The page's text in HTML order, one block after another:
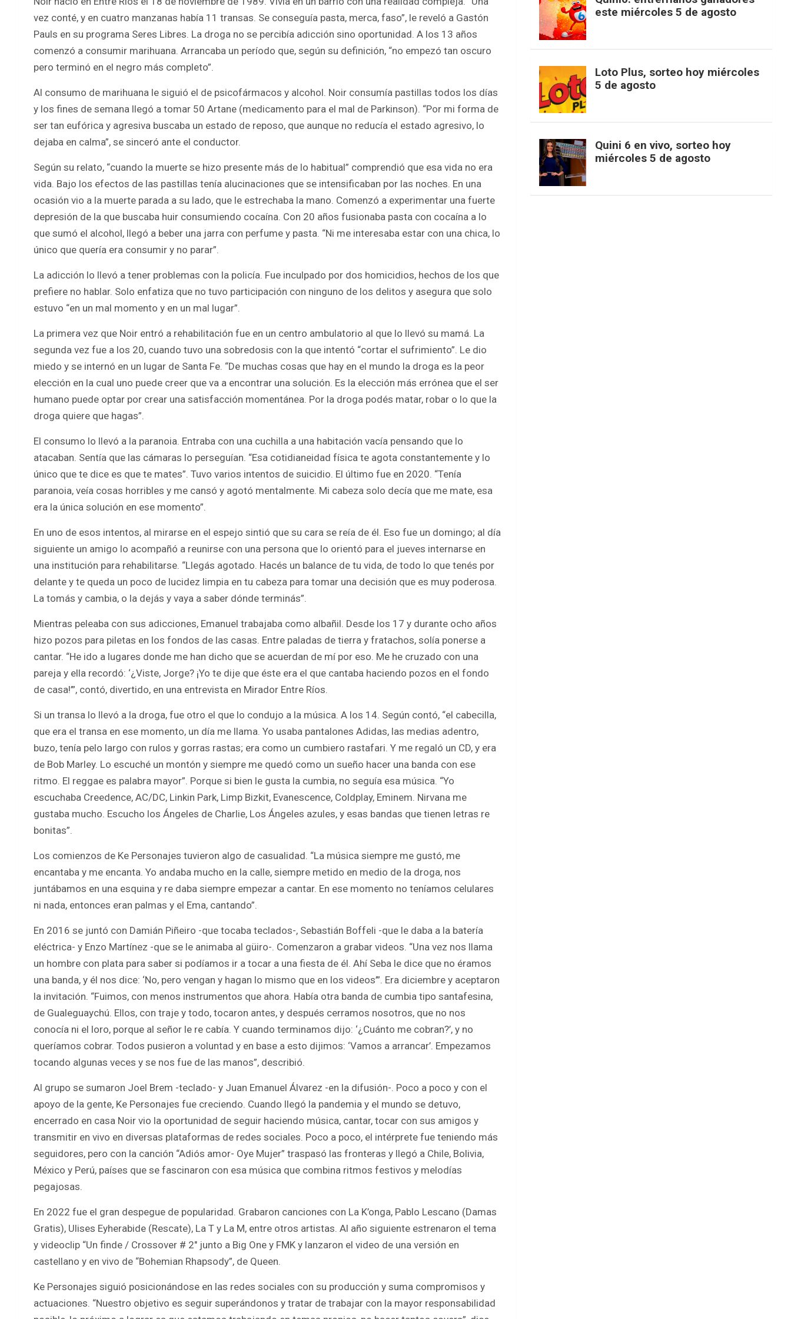
vez conté, y en cuatro manzanas había 11 transas. Se conseguía pasta, merca, faso”, le reveló a Gastón
Pauls en su programa Seres Libres. La droga no se percibía adicción sino oportunidad. A los 13 años
comenzó a consumir marihuana. Arrancaba un período que, según su definición, “no empezó tan oscuro
pero terminó en el negro más completo”.
Al consumo de marihuana le siguió el de psicofármacos y alcohol. Noir consumía pastillas todos los días
y los fines de semana llegó a tomar 50 Artane (medicamento para el mal de Parkinson). “Por mi forma de
ser tan eufórica y agresiva buscaba un estado de reposo, que aunque no reducía el estado agresivo, lo
dejaba en calma”, se sinceró ante el conductor.
Según su relato, “cuando la muerte se hizo presente más de lo habitual” comprendió que esa vida no era
vida. Bajo los efectos de las pastillas tenía alucinaciones que se intensificaban por las noches. En una
ocasión vio a la muerte parada a su lado, que le estrechaba la mano. Comenzó a experimentar una fuerte
depresión de la que buscaba huir consumiendo cocaína. Con 20 años fusionaba pasta con cocaína a lo
que sumó el alcohol, llegó a beber una jarra con perfume y pasta. “Ni me interesaba estar con una chica, lo
único que quería era consumir y no parar”.
La adicción lo llevó a tener problemas con la policía. Fue inculpado por dos homicidios, hechos de los que
prefiere no hablar. Solo enfatiza que no tuvo participación con ninguno de los delitos y asegura que solo
estuvo “en un mal momento y en un mal lugar”.
La primera vez que Noir entró a rehabilitación fue en un centro ambulatorio al que lo llevó su mamá. La
segunda vez fue a los 20, cuando tuvo una sobredosis con la que intentó “cortar el sufrimiento”. Le dio
miedo y se internó en un lugar de Santa Fe. “De muchas cosas que hay en el mundo la droga es la peor
elección en la cual uno puede creer que va a encontrar una solución. Es la elección más errónea que el ser
humano puede optar por crear una satisfacción momentánea. Por la droga podés matar, robar o lo que la
droga quiere que hagas”.
El consumo lo llevó a la paranoia. Entraba con una cuchilla a una habitación vacía pensando que lo
atacaban. Sentía que las cámaras lo perseguían. “Esa cotidianeidad física te agota constantemente y lo
único que te dice es que te mates”. Tuvo varios intentos de suicidio. El último fue en 2020. “Tenía
paranoia, veía cosas horribles y me cansó y agotó mentalmente. Mi cabeza solo decía que me mate, esa
era la única solución en ese momento”.
En uno de esos intentos, al mirarse en el espejo sintió que su cara se reía de él. Eso fue un domingo; al día
siguiente un amigo lo acompañó a reunirse con una persona que lo orientó para el jueves internarse en
una institución para rehabilitarse. “Llegás agotado. Hacés un balance de tu vida, de todo lo que tenés por
delante y te queda un poco de lucidez limpia en tu cabeza para tomar una decisión que es muy poderosa.
La tomás y cambia, o la dejás y vaya a saber dónde terminás”.
Mientras peleaba con sus adicciones, Emanuel trabajaba como albañil. Desde los 17 y durante ocho años
hizo pozos para piletas en los fondos de las casas. Entre paladas de tierra y fratachos, solía ponerse a
cantar. “He ido a lugares donde me han dicho que se acuerdan de mí por eso. Me he cruzado con una
pareja y ella recordó: ‘¿Viste, Jorge? ¡Yo te dije que éste era el que cantaba haciendo pozos en el fondo
de casa!’”, contó, divertido, en una entrevista en Mirador Entre Ríos.
Si un transa lo llevó a la droga, fue otro el que lo condujo a la música. A los 14. Según contó, “el cabecilla,
que era el transa en ese momento, un día me llama. Yo usaba pantalones Adidas, las medias adentro,
buzo, tenía pelo largo con rulos y gorras rastas; era como un cumbiero rastafari. Y me regaló un CD, y era
de Bob Marley. Lo escuché un montón y siempre me quedó como un sueño hacer una banda con ese
ritmo. El reggae es palabra mayor”. Porque si bien le gusta la cumbia, no seguía esa música. “Yo
escuchaba Creedence, AC/DC, Linkin Park, Limp Bizkit, Evanescence, Coldplay, Eminem. Nirvana me
gustaba mucho. Escucho los Ángeles de Charlie, Los Ángeles azules, y esas bandas que tienen letras re
bonitas”.
Los comienzos de Ke Personajes tuvieron algo de casualidad. “La música siempre me gustó, me
encantaba y me encanta. Yo andaba mucho en la calle, siempre metido en medio de la droga, nos
juntábamos en una esquina y re daba siempre empezar a cantar. En ese momento no teníamos celulares
ni nada, entonces eran palmas y el Ema, cantando”.
En 2016 se juntó con Damián Piñeiro -que tocaba teclados-, Sebastián Boffeli -que le daba a la batería
eléctrica- y Enzo Martínez -que se le animaba al güiro-. Comenzaron a grabar videos. “Una vez nos llama
un hombre con plata para saber si podíamos ir a tocar a una fiesta de él. Ahí Seba le dice que no éramos
una banda, y él nos dice: ‘No, pero vengan y hagan lo mismo que en los videos’”. Era diciembre y aceptaron
la invitación. “Fuimos, con menos instrumentos que ahora. Había otra banda de cumbia tipo santafesina,
de Gualeguaychú. Ellos, con traje y todo, tocaron antes, y después cerramos nosotros, que no nos
conocía ni el loro, porque al señor le re cabía. Y cuando terminamos dijo: ‘¿Cuánto me cobran?’, y no
queríamos cobrar. Todos pusieron a voluntad y en base a esto dijimos: ‘Vamos a arrancar’. Empezamos
tocando algunas veces y se nos fue de las manos”, describió.
Al grupo se sumaron Joel Brem -teclado- y Juan Emanuel Álvarez -en la difusión-. Poco a poco y con el
apoyo de la gente, Ke Personajes fue creciendo. Cuando llegó la pandemia y el mundo se detuvo,
encerrado en casa Noir vio la oportunidad de seguir haciendo música, cantar, tocar con sus amigos y
transmitir en vivo en diversas plataformas de redes sociales. Poco a poco, el intérprete fue teniendo más
seguidores, pero con la canción “Adiós amor- Oye Mujer” traspasó las fronteras y llegó a Chile, Bolivia,
México y Perú, países que se fascinaron con esa música que combina ritmos festivos y melodías
pegajosas.
En 2022 fue el gran despegue de popularidad. Grabaron canciones con La K’onga, Pablo Lescano (Damas
Gratis), Ulises Eyherabide (Rescate), La T y La M, entre otros artistas. Al año siguiente estrenaron el tema
y videoclip “Un finde / Crossover # 2″ junto a Big One y FMK y lanzaron el video de una versión en
castellano y en vivo de “Bohemian Rhapsody”, de Queen.
Ke Personajes siguió posicionándose en las redes sociales con su producción y suma compromisos y
actuaciones. “Nuestro objetivo es seguir superándonos y tratar de trabajar con la mayor responsabilidad
o
k
t
t
e
r
T
b
d
este miércoles 5 de agosto
Loto Plus, sorteo hoy miércoles
5 de agosto
Quini 6 en vivo, sorteo hoy
miércoles 5 de agosto